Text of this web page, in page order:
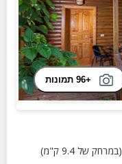
+96 תמונות
(במרחק של 9.4 ק"מ)